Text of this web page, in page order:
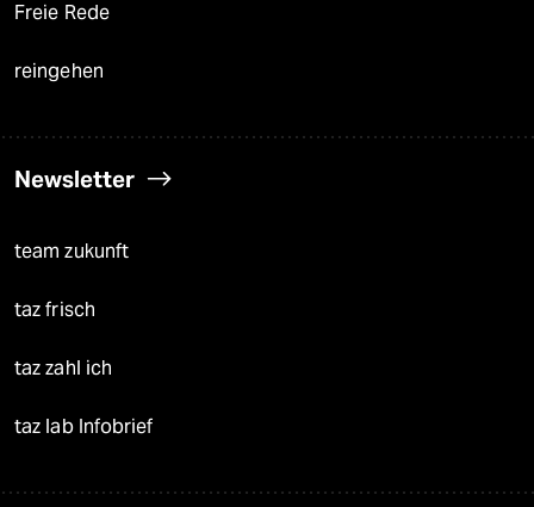
Freie Rede
reingehen
Newsletter
team zukunft
taz frisch
taz zahl ich
taz lab Infobrief